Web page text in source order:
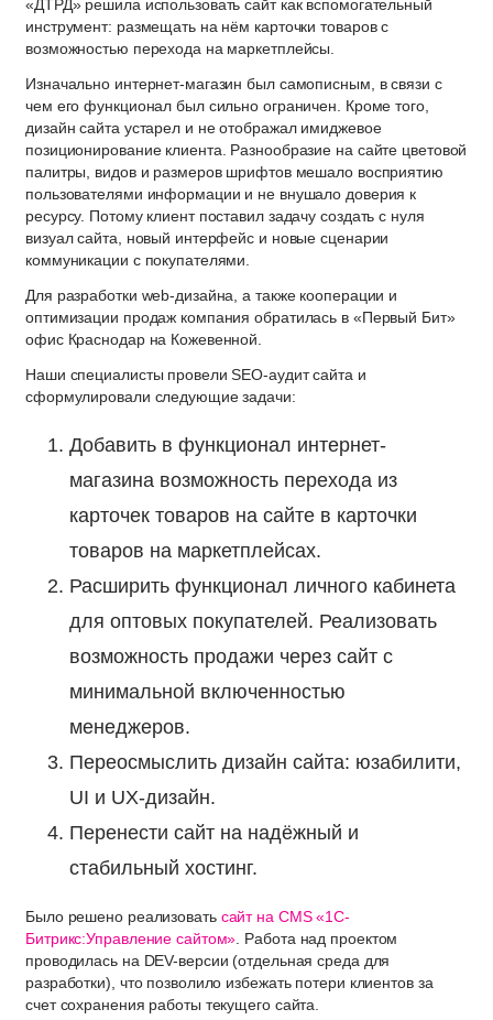
«ДТРД» решила использовать сайт как вспомогательный
инструмент: размещать на нём карточки товаров с
возможностью перехода на маркетплейсы.
Изначально интернет-магазин был самописным, в связи с
чем его функционал был сильно ограничен. Кроме того,
дизайн сайта устарел и не отображал имиджевое
позиционирование клиента. Разнообразие на сайте цветовой
палитры, видов и размеров шрифтов мешало восприятию
пользователями информации и не внушало доверия к
ресурсу. Потому клиент поставил задачу создать с нуля
визуал сайта, новый интерфейс и новые сценарии
коммуникации с покупателями.
Для разработки web-дизайна, а также кооперации и
оптимизации продаж компания обратилась в «Первый Бит»
офис Краснодар на Кожевенной.
Наши специалисты провели SEO-аудит сайта и
сформулировали следующие задачи:
Добавить в функционал интернет-
магазина возможность перехода из
карточек товаров на сайте в карточки
товаров на маркетплейсах.
Расширить функционал личного кабинета
для оптовых покупателей. Реализовать
возможность продажи через сайт с
минимальной включенностью
менеджеров.
Переосмыслить дизайн сайта: юзабилити,
UI и UX-дизайн.
Перенести сайт на надёжный и
стабильный хостинг.
Было решено реализовать сайт на CMS «1С-
Битрикс:Управление сайтом» . Работа над проектом
проводилась на DEV-версии (отдельная среда для
разработки), что позволило избежать потери клиентов за
счет сохранения работы текущего сайта.